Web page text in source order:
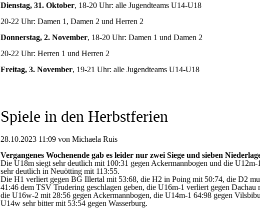
Dienstag, 31. Oktober, 18-20 Uhr: alle Jugendteams U14-U18
20-22 Uhr: Damen 1, Damen 2 und Herren 2
Donnerstag, 2. November, 18-20 Uhr: Damen 1 und Damen 2
20-22 Uhr: Herren 1 und Herren 2
Freitag, 3. November, 19-21 Uhr: alle Jugendteams U14-U18
Spiele in den Herbstferien
28.10.2023 11:09 von Michaela Ruis
Vergangenes Wochenende gab es leider nur zwei Siege und sieben
Die U18m siegt sehr deutlich mit 100:31 gegen Ackermannbogen und die U12m-
sehr deutlich in Neuötting mit 113:55.
Die H1 verliert gegen BG Illertal mit 53:68, die H2 in Poing mit 50:74, die D2
41:46 dem TSV Trudering geschlagen geben, die U16m-1 verliert gegen Dachau
die U16w-2 mit 28:56 gegen Ackermannbogen, die U14m-1 64:98 gegen
U14w sehr bitter mit 53:54 gegen Wasserburg.